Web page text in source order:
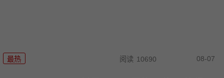
最热 阅读 10690 08-07